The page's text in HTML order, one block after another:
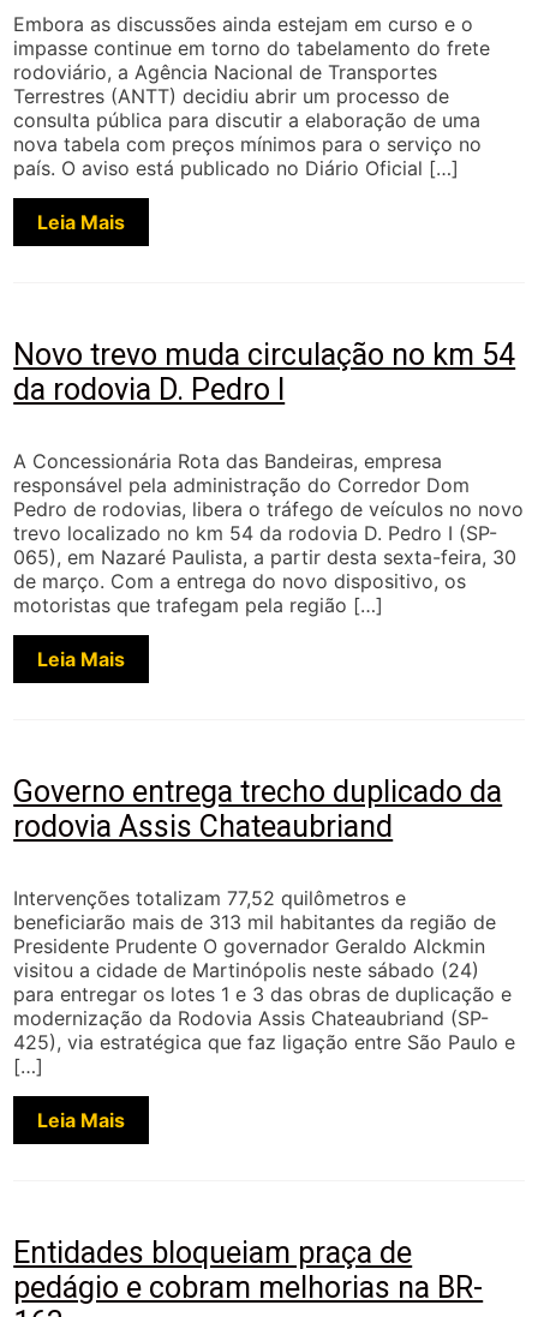
Embora as discussões ainda estejam em curso e o
impasse continue em torno do tabelamento do frete
rodoviário, a Agência Nacional de Transportes
Terrestres (ANTT) decidiu abrir um processo de
consulta pública para discutir a elaboração de uma
nova tabela com preços mínimos para o serviço no
país. O aviso está publicado no Diário Oficial […]
Leia Mais
Novo trevo muda circulação no km 54
da rodovia D. Pedro I
A Concessionária Rota das Bandeiras, empresa
responsável pela administração do Corredor Dom
Pedro de rodovias, libera o tráfego de veículos no novo
trevo localizado no km 54 da rodovia D. Pedro I (SP-
065), em Nazaré Paulista, a partir desta sexta-feira, 30
de março. Com a entrega do novo dispositivo, os
motoristas que trafegam pela região […]
Leia Mais
Governo entrega trecho duplicado da
rodovia Assis Chateaubriand
Intervenções totalizam 77,52 quilômetros e
beneficiarão mais de 313 mil habitantes da região de
Presidente Prudente O governador Geraldo Alckmin
visitou a cidade de Martinópolis neste sábado (24)
para entregar os lotes 1 e 3 das obras de duplicação e
modernização da Rodovia Assis Chateaubriand (SP-
425), via estratégica que faz ligação entre São Paulo e
[…]
Leia Mais
Entidades bloqueiam praça de
pedágio e cobram melhorias na BR-